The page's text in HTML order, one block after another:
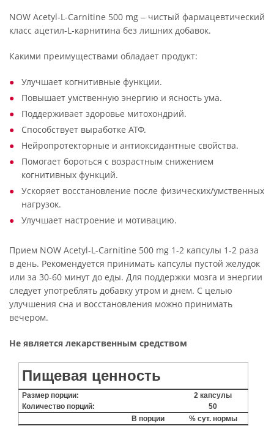
NOW Acetyl-L-Carnitine 500 mg ‒ чистый фармацевтический
класс ацетил-L-карнитина без лишних добавок.
Какими преимуществами обладает продукт:
Улучшает когнитивные функции.
Повышает умственную энергию и ясность ума.
Поддерживает здоровье митохондрий.
Способствует выработке АТФ.
Нейропротекторные и антиоксидантные свойства.
Помогает бороться с возрастным снижением
когнитивных функций.
Ускоряет восстановление после физических/умственных
нагрузок.
Улучшает настроение и мотивацию.
Прием NOW Acetyl-L-Carnitine 500 mg 1-2 капсулы 1-2 раза
в день. Рекомендуется принимать капсулы пустой желудок
или за 30-60 минут до еды. Для поддержки мозга и энергии
следует употреблять добавку утром и днем. С целью
улучшения сна и восстановления можно принимать
вечером.
Не является лекарственным средством
Пищевая ценность
Размер порции:
2 капсулы
Количество порций:
50
В порции
% сут. нормы